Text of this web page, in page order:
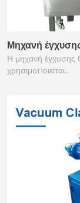
Μηχανή
Η μηχανή έγχυσης
χρησιμοποιείται…